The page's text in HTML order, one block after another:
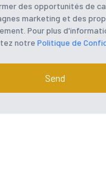
des opportunités de
marketing et des
Pour plus
notre Politique de
Send